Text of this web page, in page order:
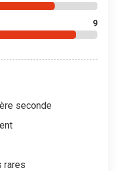
9
seconde
rares